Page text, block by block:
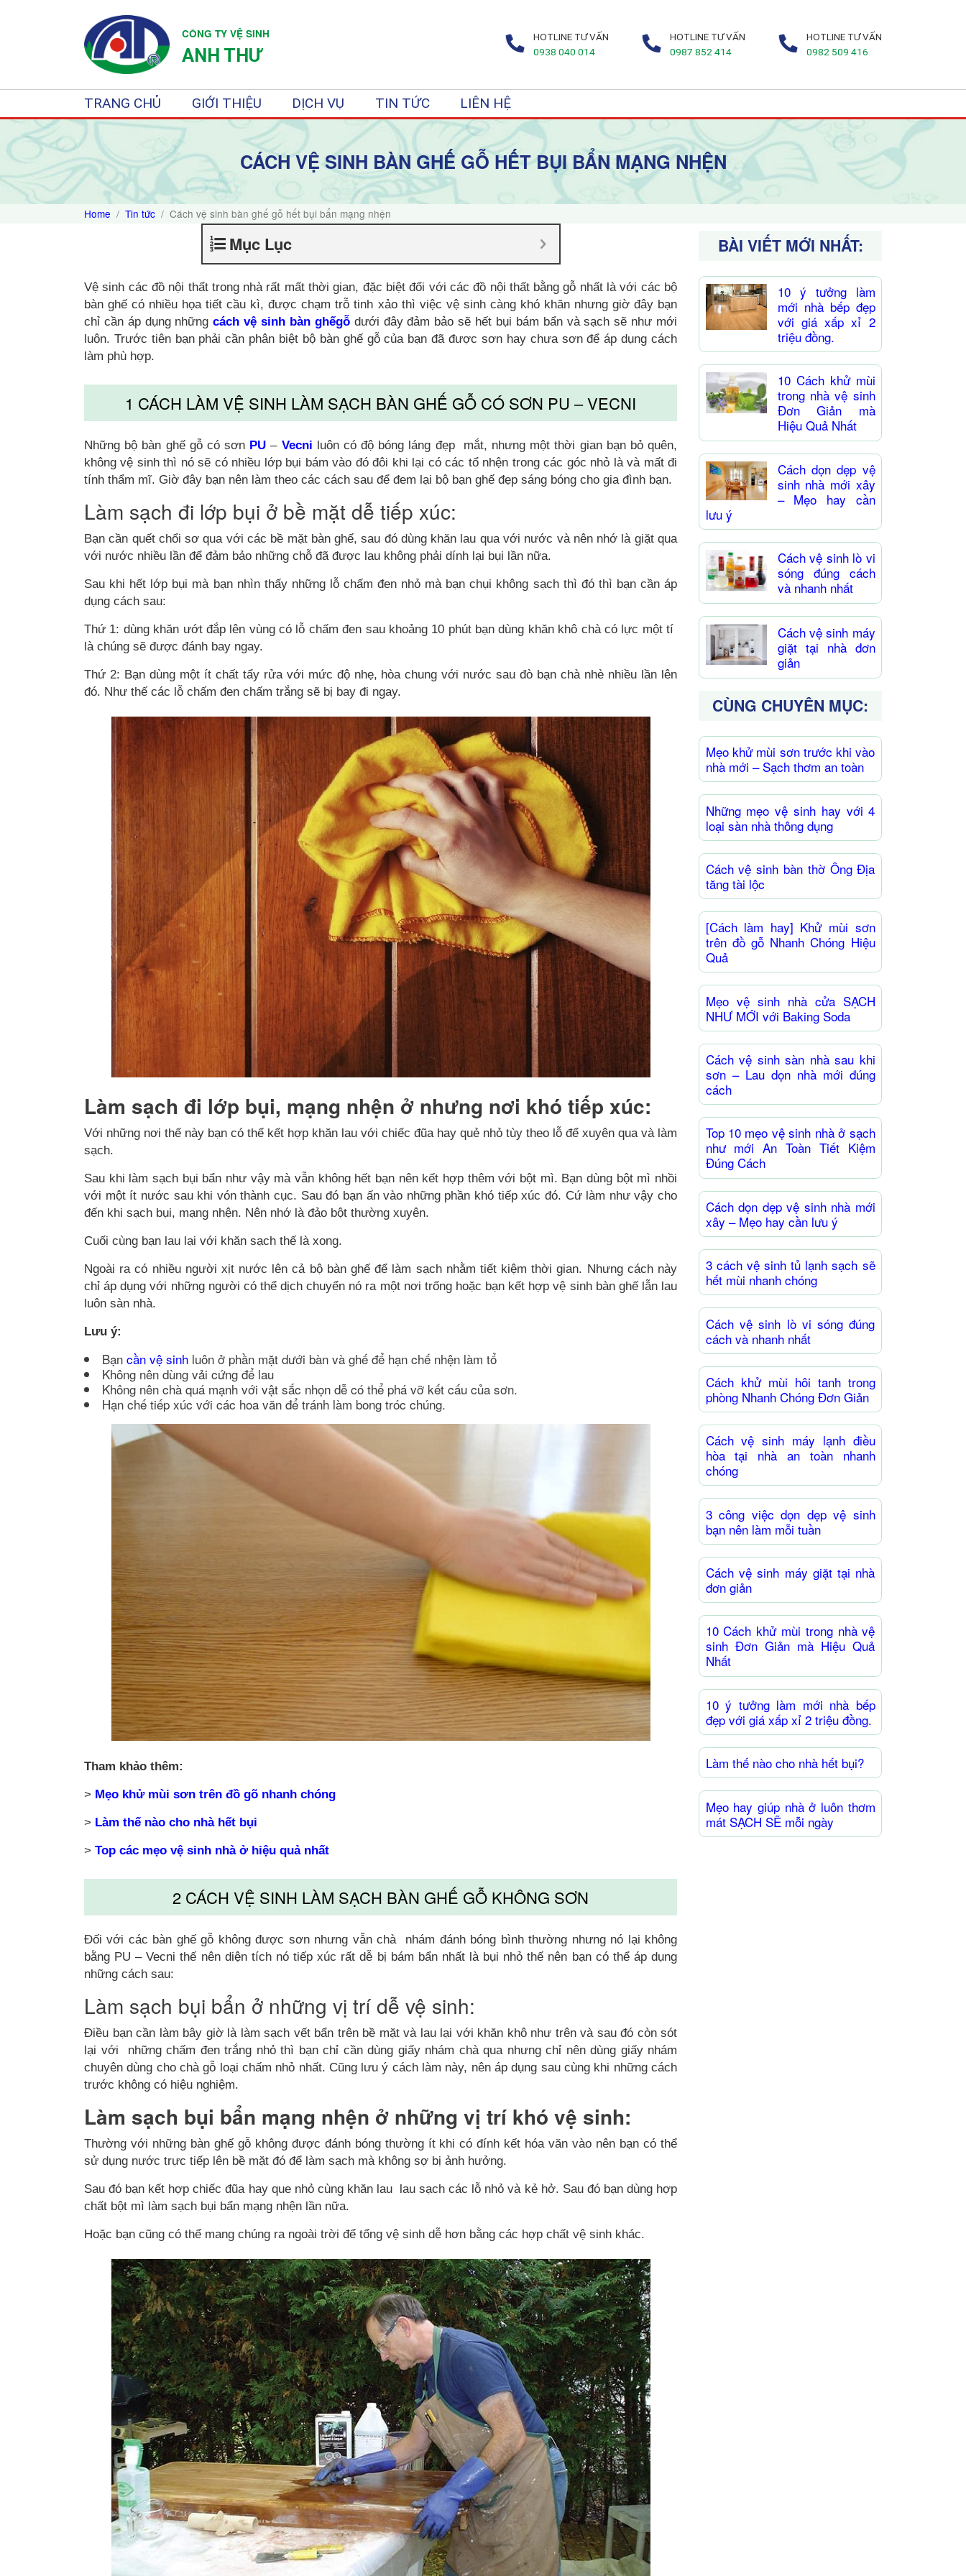
CÔNG TY VỆ SINH
ANH THƯ
HOTLINE TƯ VẤN
0938 040 014
HOTLINE TƯ VẤN
0987 852 414
HOTLINE TƯ VẤN
0982 509 416
TRANG CHỦ GIỚI THIỆU DỊCH VỤ TIN TỨC LIÊN HỆ
CÁCH VỆ SINH BÀN GHẾ GỖ HẾT BỤI BẨN MẠNG NHỆN
Home Tin tức Cách vệ sinh bàn ghế gỗ hết bụi bẩn mạng nhện
Mục Lục
Vệ sinh các đồ nội thất trong nhà rất mất thời gian, đặc biệt đối với các đồ nội thất bằng gỗ nhất là với các bộ
bàn ghế có nhiều họa tiết cầu kì, được chạm trỗ tinh xảo thì việc vệ sinh càng khó khăn nhưng giờ đây bạn
chỉ cần áp dụng nhữngcách vệ sinh bàn ghếgỗdưới đây đảm bảo sẽ hết bụi bám bẩn và sạch sẽ như mới
luôn. Trước tiên bạn phải cần phân biệt bộ bàn ghế gỗ của bạn đã được sơn hay chưa sơn để áp dụng cách
làm phù hợp.
1 CÁCH LÀM VỆ SINH LÀM SẠCH BÀN GHẾ GỖ CÓ SƠN PU – VECNI
Những bộ bàn ghế gỗ có sơn PU – Vecni luôn có độ bóng láng đẹp mắt, nhưng một thời gian bạn bỏ quên,
không vệ sinh thì nó sẽ có nhiều lớp bụi bám vào đó đôi khi lại có các tổ nhện trong các góc nhỏ là và mất đi
tính thẩm mĩ. Giờ đây bạn nên làm theo các cách sau để đem lại bộ bạn ghế đẹp sáng bóng cho gia đình bạn.
Làm sạch đi lớp bụi ở bề mặt dễ tiếp xúc:
Bạn cần quết chổi sơ qua với các bề mặt bàn ghế, sau đó dùng khăn lau qua với nước và nên nhớ là giặt qua
với nước nhiều lần để đảm bảo những chỗ đã được lau không phải dính lại bụi lần nữa.
Sau khi hết lớp bụi mà bạn nhìn thấy những lỗ chấm đen nhỏ mà bạn chụi không sạch thì đó thì bạn cần áp
dụng cách sau:
Thứ 1: dùng khăn ướt đắp lên vùng có lỗ chấm đen sau khoảng 10 phút bạn dùng khăn khô chà có lực một tí
là chúng sẽ được đánh bay ngay.
Thứ 2: Bạn dùng một ít chất tẩy rửa với mức độ nhẹ, hòa chung với nước sau đò bạn chà nhè nhiều lần lên
đó. Như thế các lỗ chấm đen chấm trắng sẽ bị bay đi ngay.
Làm sạch đi lớp bụi, mạng nhện ở nhưng nơi khó tiếp xúc:
Với những nơi thế này bạn có thể kết hợp khăn lau với chiếc đũa hay quẻ nhỏ tùy theo lỗ để xuyên qua và làm
sạch.
Sau khi làm sạch bụi bẩn như vậy mà vẫn không hết bạn nên kết hợp thêm với bột mì. Bạn dùng bột mì nhồi
với một ít nước sau khi vón thành cục. Sau đó bạn ấn vào những phần khó tiếp xúc đó. Cứ làm như vậy cho
đến khi sạch bụi, mạng nhện. Nên nhớ là đảo bột thường xuyên.
Cuối cùng bạn lau lại với khăn sạch thế là xong.
Ngoài ra có nhiều người xịt nước lên cả bộ bàn ghế để làm sạch nhằm tiết kiệm thời gian. Nhưng cách này
chỉ áp dụng với những người có thể dịch chuyển nó ra một nơi trống hoặc bạn kết hợp vệ sinh bàn ghế lẫn lau
luôn sàn nhà.
Lưu ý:
Bạn cần vệ sinh luôn ở phần mặt dưới bàn và ghế để hạn chế nhện làm tổ
Không nên dùng vải cứng để lau
Không nên chà quá mạnh với vật sắc nhọn dễ có thể phá vỡ kết cấu của sơn.
Hạn chế tiếp xúc với các hoa văn để tránh làm bong tróc chúng.
Tham khảo thêm:
> Mẹo khử mùi sơn trên đồ gõ nhanh chóng
> Làm thế nào cho nhà hết bụi
> Top các mẹo vệ sinh nhà ở hiệu quả nhất
2 CÁCH VỆ SINH LÀM SẠCH BÀN GHẾ GỖ KHÔNG SƠN
Đối với các bàn ghế gỗ không được sơn nhưng vẫn chà nhám đánh bóng bình thường nhưng nó lại không
bằng PU – Vecni thế nên diện tích nó tiếp xúc rất dễ bị bám bẩn nhất là bụi nhỏ thế nên bạn có thể áp dụng
những cách sau:
Làm sạch bụi bẩn ở những vị trí dễ vệ sinh:
Điều bạn cần làm bây giờ là làm sạch vết bẩn trên bề mặt và lau lại với khăn khô như trên và sau đó còn sót
lại với những chấm đen trắng nhỏ thì bạn chỉ cần dùng giấy nhám chà qua nhưng chỉ nên dùng giấy nhám
chuyên dùng cho chà gỗ loại chấm nhỏ nhất. Cũng lưu ý cách làm này, nên áp dụng sau cùng khi những cách
trước không có hiệu nghiệm.
Làm sạch bụi bẩn mạng nhện ở những vị trí khó vệ sinh:
Thường với những bàn ghế gỗ không được đánh bóng thường ít khi có đính kết hóa văn vào nên bạn có thể
sử dụng nước trực tiếp lên bề mặt đó để làm sạch mà không sợ bị ảnh hưởng.
Sau đó bạn kết hợp chiếc đũa hay que nhỏ cùng khăn lau lau sạch các lỗ nhỏ và kẻ hở. Sau đó bạn dùng hợp
chất bột mì làm sạch bụi bẩn mạng nhện lần nữa.
Hoặc bạn cũng có thể mang chúng ra ngoài trời để tổng vệ sinh dễ hơn bằng các hợp chất vệ sinh khác.
BÀI VIẾT MỚI NHẤT:
10 ý tưởng làm
mới nhà bếp đẹp
với giá xấp xỉ 2
triệu đồng.
10 Cách khử mùi
trong nhà vệ sinh
Đơn Giản mà
Hiệu Quả Nhất
Cách dọn dẹp vệ
sinh nhà mới xây
– Mẹo hay cần
lưu ý
Cách vệ sinh lò vi
sóng đúng cách
và nhanh nhất
Cách vệ sinh máy
giặt tại nhà đơn
giản
CÙNG CHUYÊN MỤC:
Mẹo khử mùi sơn trước khi vào
nhà mới – Sạch thơm an toàn
Những mẹo vệ sinh hay với 4
loại sàn nhà thông dụng
Cách vệ sinh bàn thờ Ông Địa
tăng tài lộc
[Cách làm hay] Khử mùi sơn
trên đồ gỗ Nhanh Chóng Hiệu
Quả
Mẹo vệ sinh nhà cửa SẠCH
NHƯ MỚI với Baking Soda
Cách vệ sinh sàn nhà sau khi
sơn – Lau dọn nhà mới đúng
cách
Top 10 mẹo vệ sinh nhà ở sạch
như mới An Toàn Tiết Kiệm
Đúng Cách
Cách dọn dẹp vệ sinh nhà mới
xây – Mẹo hay cần lưu ý
3 cách vệ sinh tủ lạnh sạch sẽ
hết mùi nhanh chóng
Cách vệ sinh lò vi sóng đúng
cách và nhanh nhất
Cách khử mùi hôi tanh trong
phòng Nhanh Chóng Đơn Giản
Cách vệ sinh máy lạnh điều
hòa tại nhà an toàn nhanh
chóng
3 công việc dọn dẹp vệ sinh
bạn nên làm mỗi tuần
Cách vệ sinh máy giặt tại nhà
đơn giản
10 Cách khử mùi trong nhà vệ
sinh Đơn Giản mà Hiệu Quả
Nhất
10 ý tưởng làm mới nhà bếp
đẹp với giá xấp xỉ 2 triệu đồng.
Làm thế nào cho nhà hết bụi?
Mẹo hay giúp nhà ở luôn thơm
mát SẠCH SẼ mỗi ngày